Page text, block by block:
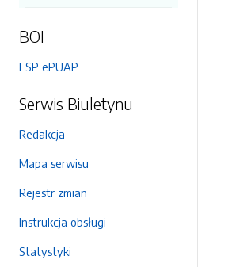
BOI
ESP ePUAP
Serwis Biuletynu
Redakcja
Mapa serwisu
Rejestr zmian
Instrukcja obsługi
Statystyki